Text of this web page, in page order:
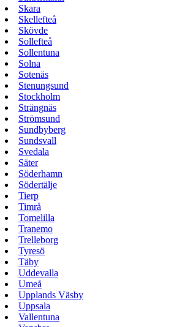
Skara
Skellefteå
Skövde
Sollefteå
Sollentuna
Solna
Sotenäs
Stenungsund
Stockholm
Strängnäs
Strömsund
Sundbyberg
Sundsvall
Svedala
Säter
Söderhamn
Södertälje
Tierp
Timrå
Tomelilla
Tranemo
Trelleborg
Tyresö
Täby
Uddevalla
Umeå
Upplands Väsby
Uppsala
Vallentuna